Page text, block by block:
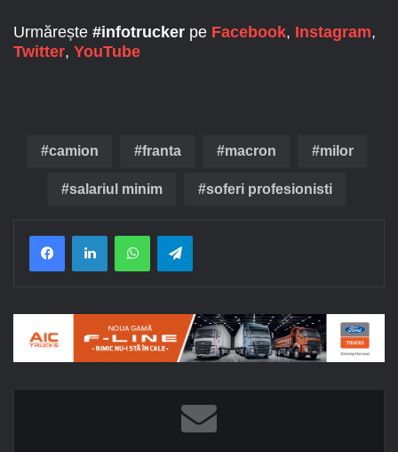
Urmărește #infotrucker pe Facebook, Instagram,
Twitter, YouTube
camion franta macron milor
salariul minim soferi profesionisti